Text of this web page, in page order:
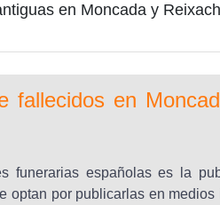
en Moncada y
fallecidos en
funerarias españolas es la
optan por publicarlas en medios